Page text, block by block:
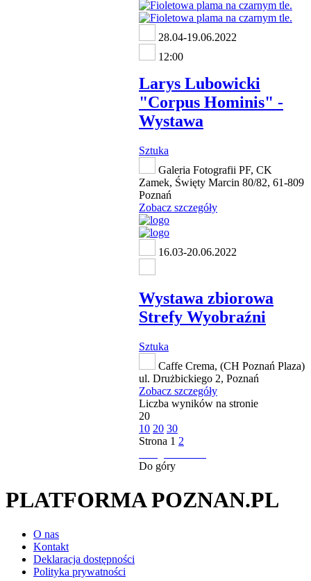
28.04-19.06.2022
12:00
Larys Lubowicki
"Corpus Hominis" -
Wystawa
Sztuka
Galeria Fotografii PF, CK
Zamek, Święty Marcin 80/82, 61-809
Poznań
Zobacz szczegóły
16.03-20.06.2022
Wystawa zbiorowa
Strefy Wyobraźni
Sztuka
Caffe Crema, (CH Poznań Plaza)
ul. Drużbickiego 2, Poznań
Zobacz szczegóły
Liczba wyników na stronie
20
10 20 30
Strona 1 2
Do góry
PLATFORMA POZNAN.PL
O nas
Kontakt
Deklaracja dostępności
Polityka prywatności